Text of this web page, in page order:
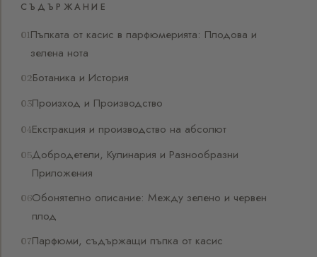
СЪДЪРЖАНИЕ
Пъпката от касис в парфюмерията: Плодова и
зелена нота
Ботаника и История
Произход и Производство
Екстракция и производство на абсолют
Добродетели, Кулинария и Разнообразни
Приложения
Обонятелно описание: Между зелено и червен
плод
Парфюми, съдържащи пъпка от касис